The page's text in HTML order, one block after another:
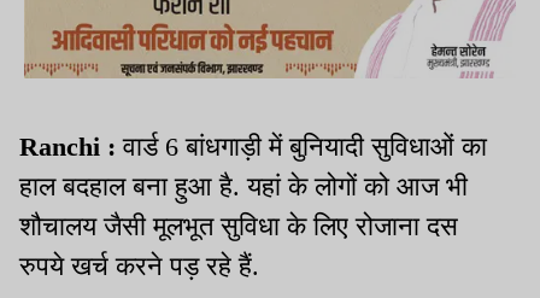
Ranchi :वार्ड 6 बांधगाड़ी में बुनियादी सुविधाओं का
हाल बदहाल बना हुआ है. यहां के लोगों को आज भी
शौचालय जैसी मूलभूत सुविधा के लिए रोजाना दस
रुपये खर्च करने पड़ रहे हैं.